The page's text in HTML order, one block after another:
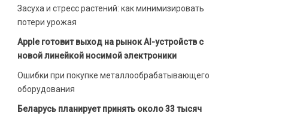
Засуха и стресс растений: как минимизировать
потери урожая
Apple готовит выход на рынок AI-устройств с
новой линейкой носимой электроники
Ошибки при покупке металлообрабатывающего
оборудования
Беларусь планирует принять около 33 тысяч